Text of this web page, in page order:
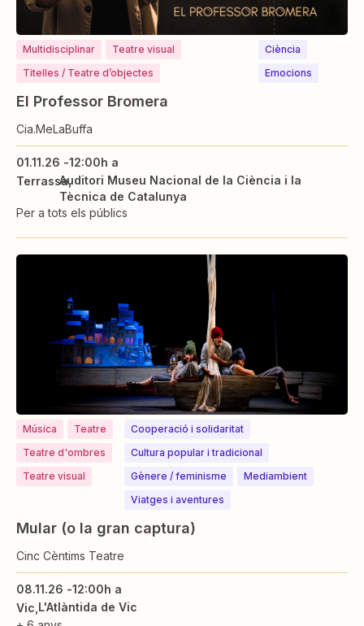
Multidisciplinar
Teatre visual
Titelles / Teatre d’objectes
Ciència
Emocions
El Professor Bromera
Cia.MeLaBuffa
01.11.26 -12:00h a
TerrassaAuditori Museu Nacional de la Ciència i la
Tècnica de Catalunya
Per a tots els públics
Música
Teatre
Teatre d'ombres
Teatre visual
Cooperació i solidaritat
Cultura popular i tradicional
⁠⁠Gènere / feminisme
Mediambient
Viatges i aventures
Mular (o la gran captura)
Cinc Cèntims Teatre
08.11.26 -12:00h a
Vic L'Atlàntida de Vic